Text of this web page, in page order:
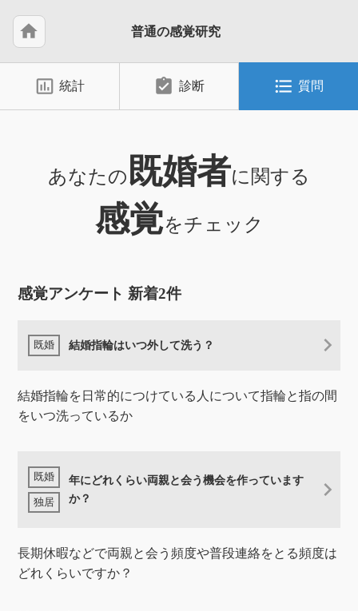
home 普通の感覚研究
insert_chart_outlined 統計 assignment_turned_in 診断 format_list_bulleted 質問
あなたの既婚者に関する
感覚をチェック
感覚アンケート 新着2件
結婚指輪はいつ外して洗う？
結婚指輪を日常的につけている人について指輪と指の間
をいつ洗っているか
年にどれくらい両親と会う機会を作っています
か？
長期休暇などで両親と会う頻度や普段連絡をとる頻度は
どれくらいですか？